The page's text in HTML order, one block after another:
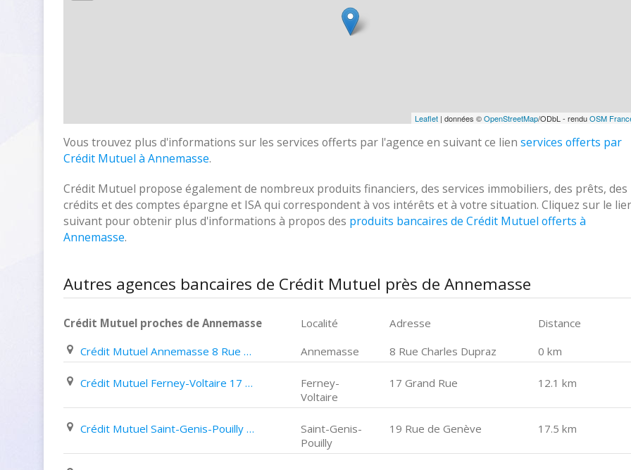
Leaflet| données ©OpenStreetMap/ODbL - renduOSM
Vous trouvez plus d'informations sur les services offerts par l'agence en suivant ce lien services offerts par
Crédit Mutuel à Annemasse.
Crédit Mutuel propose également de nombreux produits financiers, des services immobiliers, des prêts, des
crédits et des comptes épargne et ISA qui correspondent à vos intérêts et à votre situation. Cliquez sur le
suivant pour obtenir plus d'informations à propos des produits bancaires de Crédit Mutuel offerts à
Annemasse.
Autres agences bancaires de Crédit Mutuel près de Annemasse
Crédit Mutuel proches de Annemasse Localité Adresse
Distance
Crédit Mutuel Annemasse 8 Rue Charles Dupraz
Annemasse 8 Rue Charles Dupraz 0 km
Crédit Mutuel Ferney-Voltaire 17 Grand Rue
Ferney-
Voltaire
17 Grand Rue 12.1 km
Crédit Mutuel Saint-Genis-Pouilly 19 Rue de Genève
Saint-Genis-
Pouilly
19 Rue de Genève 17.5 km